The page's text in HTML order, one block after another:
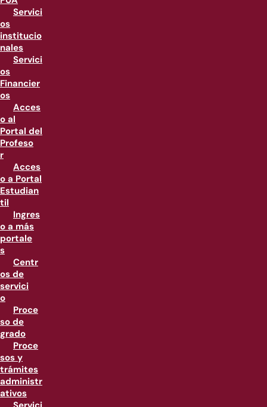
Servici
os
institucio
nales
Servici
os
Financier
os
Acces
o al
Portal del
Profeso
r
Acces
o a Portal
Estudian
til
Ingres
o a más
portale
s
Centr
os de
servici
o
Proce
so de
grado
Proce
sos y
trámites
administr
ativos